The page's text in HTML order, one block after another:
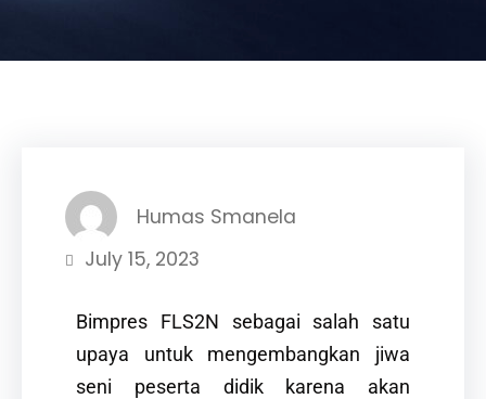
Humas Smanela
July 15, 2023
Bimpres FLS2N sebagai salah satu
upaya untuk mengembangkan jiwa
seni peserta didik karena akan